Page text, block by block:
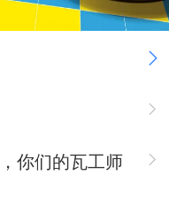
你们的瓦工师